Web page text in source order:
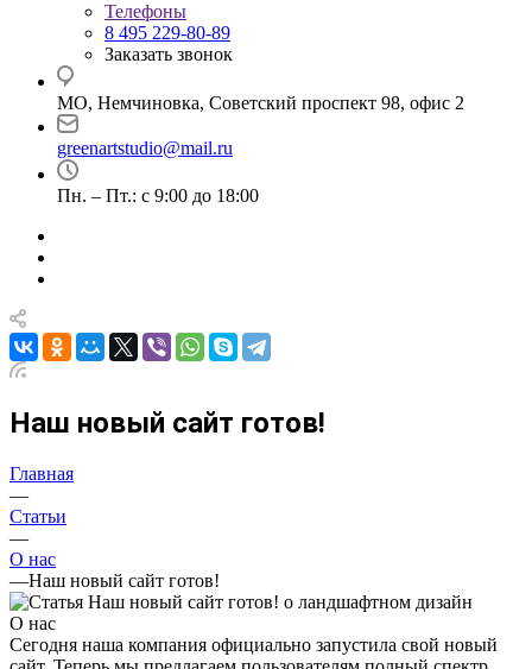
Телефоны
8 495 229-80-89
Заказать звонок
МО, Немчиновка, Советский проспект 98, офис 2
greenartstudio@mail.ru
Пн. – Пт.: с 9:00 до 18:00
Наш новый сайт готов!
Главная
—
Статьи
—
О нас
—Наш новый сайт готов!
О нас
Сегодня наша компания официально запустила свой новый